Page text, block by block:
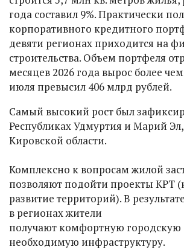
года составил 9%. Практически
корпоративного кредитного
девяти регионах приходится на
строительства. Объем портфеля
месяцев 2026 года вырос более
июля превысил 406 млрд рублей.
Самый высокий рост был
Республиках Удмуртия и Марий
Кировской области.
Комплексно к вопросам жилой
позволяют подойти проекты КРТ
развитие территорий). В
в регионах жители
получают комфортную городскую
необходимую инфраструктуру.